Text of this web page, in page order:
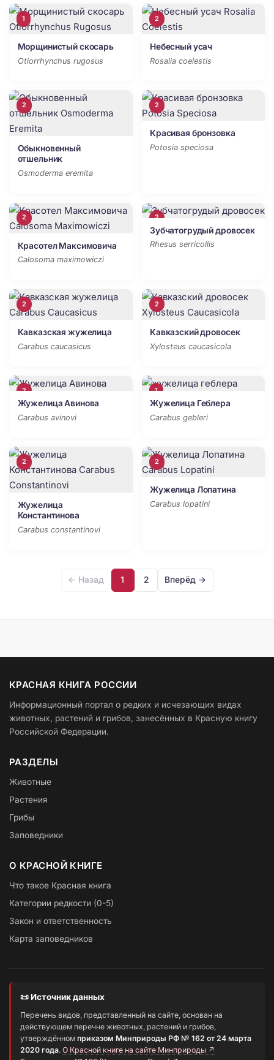
1
Морщинистый скосарь
Otiorrhynchus rugosus
2
Небесный усач
Rosalia coelestis
2
Обыкновенный
отшельник
Osmoderma eremita
2
Красивая бронзовка
Potosia speciosa
2
Красотел Максимовича
Calosoma maximowiczi
2
Зубчатогрудый дровосек
Rhesus serricollis
2
Кавказская жужелица
Carabus caucasicus
2
Кавказский дровосек
Xylosteus caucasicola
2
Жужелица Авинова
Carabus avinovi
1
Жужелица Геблера
Carabus gebleri
2
Жужелица
Константинова
Carabus constantinovi
2
Жужелица Лопатина
Carabus lopatini
← Назад 1 2 Вперёд →
КРАСНАЯ КНИГА РОССИИ
Информационный портал о редких и исчезающих видах
животных, растений и грибов, занесённых в Красную книгу
Российской Федерации.
РАЗДЕЛЫ
Животные
Растения
Грибы
Заповедники
О КРАСНОЙ КНИГЕ
Что такое Красная книга
Категории редкости (0-5)
Закон и ответственность
Карта заповедников
📜 Источник данных
Перечень видов, представленный на сайте, основан на
действующем перечне животных, растений и грибов,
утверждённом приказом Минприроды РФ № 162 от 24 марта
2020 года. О Красной книге на сайте Минприроды ↗